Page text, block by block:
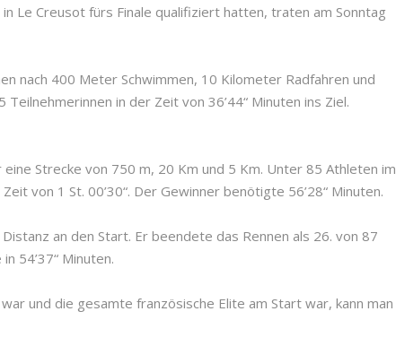
Le Creusot fürs Finale qualifiziert hatten, traten am Sonntag
nach 400 Meter Schwimmen, 10 Kilometer Radfahren und
in der Zeit von 36’44“ Minuten ins Ziel.
Strecke von 750 m, 20 Km und 5 Km. Unter 85 Athleten im
von 1 St. 00’30“. Der Gewinner benötigte 56’28“ Minuten.
an den Start. Er beendete das Rennen als 26. von 87
54’37“ Minuten.
und die gesamte französische Elite am Start war, kann man